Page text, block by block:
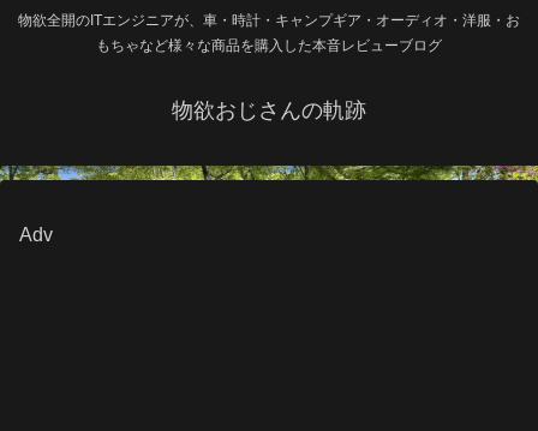
物欲全開のITエンジニアが、車・時計・キャンプギア・オーディオ・洋服・お
もちゃなど様々な商品を購入した本音レビューブログ
物欲おじさんの軌跡
Adv